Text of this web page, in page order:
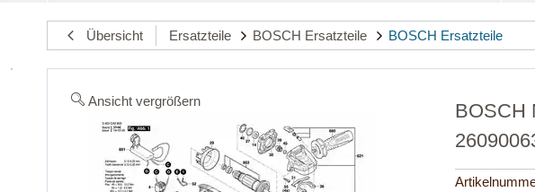
Übersicht Ersatzteile BOSCH Ersatzteile BOSCH Ersatzteile
Ansicht vergrößern
BOSCH